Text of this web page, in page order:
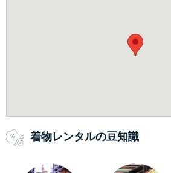
着物レンタルの豆知識